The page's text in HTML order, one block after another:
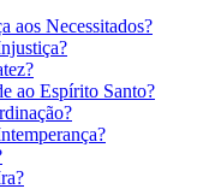
aos Necessitados?
ao Espírito Santo?